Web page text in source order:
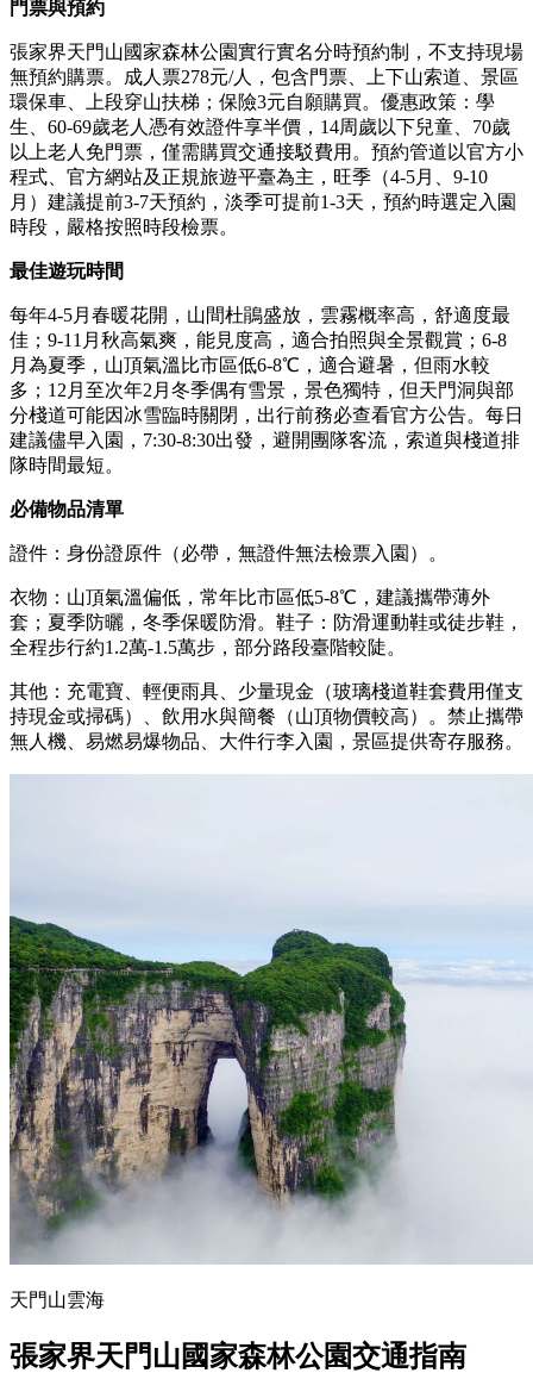
門票與預約
張家界天門山國家森林公園實行實名分時預約制，不支持現場
無預約購票。成人票278元/人，包含門票、上下山索道、景區
環保車、上段穿山扶梯；保險3元自願購買。優惠政策：學
生、60-69歲老人憑有效證件享半價，14周歲以下兒童、70歲
以上老人免門票，僅需購買交通接駁費用。預約管道以官方小
程式、官方網站及正規旅遊平臺為主，旺季（4-5月、9-10
月）建議提前3-7天預約，淡季可提前1-3天，預約時選定入園
時段，嚴格按照時段檢票。
最佳遊玩時間
每年4-5月春暖花開，山間杜鵑盛放，雲霧概率高，舒適度最
佳；9-11月秋高氣爽，能見度高，適合拍照與全景觀賞；6-8
月為夏季，山頂氣溫比市區低6-8℃，適合避暑，但雨水較
多；12月至次年2月冬季偶有雪景，景色獨特，但天門洞與部
分棧道可能因冰雪臨時關閉，出行前務必查看官方公告。每日
建議儘早入園，7:30-8:30出發，避開團隊客流，索道與棧道排
隊時間最短。
必備物品清單
證件：身份證原件（必帶，無證件無法檢票入園）。
衣物：山頂氣溫偏低，常年比市區低5-8℃，建議攜帶薄外
套；夏季防曬，冬季保暖防滑。鞋子：防滑運動鞋或徒步鞋，
全程步行約1.2萬-1.5萬步，部分路段臺階較陡。
其他：充電寶、輕便雨具、少量現金（玻璃棧道鞋套費用僅支
持現金或掃碼）、飲用水與簡餐（山頂物價較高）。禁止攜帶
無人機、易燃易爆物品、大件行李入園，景區提供寄存服務。
天門山雲海
張家界天門山國家森林公園交通指南